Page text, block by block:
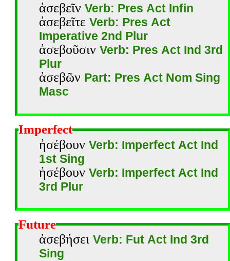
ἀσεβεῖνVerb: Pres Act Infin
ἀσεβεῖτεVerb: Pres Act
Imperative 2nd Plur
ἀσεβοῦσινVerb: Pres Act Ind 3rd
Plur
ἀσεβῶν Part: Pres Act Nom Sing
Masc
Imperfect
ἠσέβουνVerb: Imperfect Act Ind
1st Sing
ἠσέβουνVerb: Imperfect Act Ind
3rd Plur
Future
ἀσεβήσειVerb: Fut Act Ind 3rd
Sing